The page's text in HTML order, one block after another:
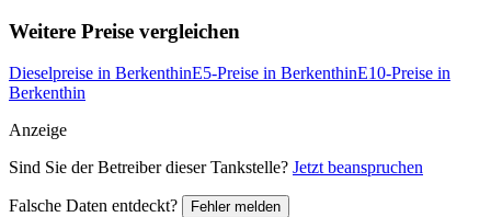
Weitere Preise vergleichen
Dieselpreise in BerkenthinE5-Preise in BerkenthinE10-Preise in
Berkenthin
Anzeige
Sind Sie der Betreiber dieser Tankstelle? Jetzt beanspruchen
Falsche Daten entdeckt? Fehler melden